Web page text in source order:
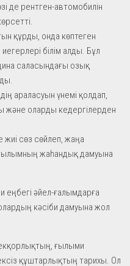
де рентген-автомобилін
құрды, онда көптеген
білім алды. Бұл
саласындағы озық
араласуын үнемі қолдап,
және оларды кедергілерден
сөз сөйлеп, жаңа
жаһандық дамуына
әйел-ғалымдарға
кәсіби дамуына жол
ғылыми
құштарлықтың тарихы. Ол